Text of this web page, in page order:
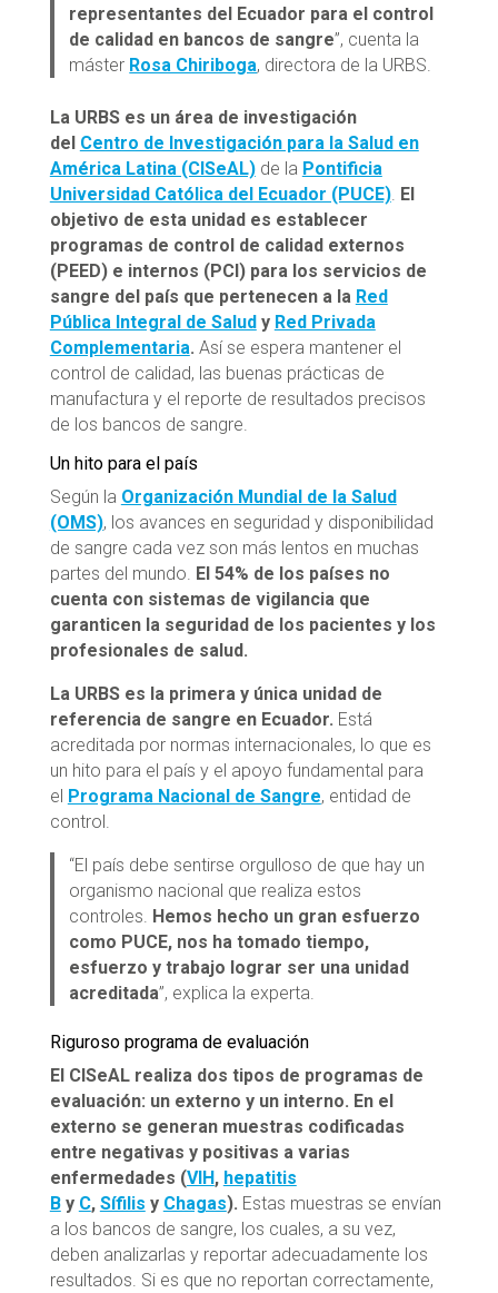
representantes del Ecuador para el control
de calidad en bancos de sangre”, cuenta la
máster Rosa Chiriboga, directora de la URBS.
La URBS es un área de investigación
del Centro de Investigación para la Salud en
América Latina (CISeAL)de la Pontificia
Universidad Católica del Ecuador (PUCE). El
objetivo de esta unidad es establecer
programas de control de calidad externos
(PEED) e internos (PCI) para los servicios de
sangre del país que pertenecen a la Red
Pública Integral de Salud y Red Privada
Complementaria. Así se espera mantener el
control de calidad, las buenas prácticas de
manufactura y el reporte de resultados precisos
de los bancos de sangre.
Un hito para el país
Según la Organización Mundial de la Salud
(OMS), los avances en seguridad y disponibilidad
de sangre cada vez son más lentos en muchas
partes del mundo. El 54% de los países no
cuenta con sistemas de vigilancia que
garanticen la seguridad de los pacientes y los
profesionales de salud.
La URBS es la primera y única unidad de
referencia de sangre en Ecuador. Está
acreditada por normas internacionales, lo que es
un hito para el país y el apoyo fundamental para
el Programa Nacional de Sangre, entidad de
control.
“El país debe sentirse orgulloso de que hay un
organismo nacional que realiza estos
controles. Hemos hecho un gran esfuerzo
como PUCE, nos ha tomado tiempo,
esfuerzo y trabajo lograr ser una unidad
acreditada”, explica la experta.
Riguroso programa de evaluación
El CISeAL realiza dos tipos de programas de
evaluación: un externo y un interno. En el
externo se generan muestras codificadas
entre negativas y positivas a varias
enfermedades (VIH, hepatitis
By C, Sífilis y Chagas). Estas muestras se envían
a los bancos de sangre, los cuales, a su vez,
deben analizarlas y reportar adecuadamente los
resultados. Si es que no reportan correctamente,